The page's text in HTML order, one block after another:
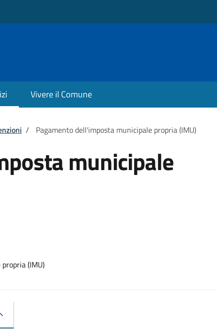
Vivere il Comune
/ Pagamento dell'imposta municipale propria (IMU)
municipale
(IMU)